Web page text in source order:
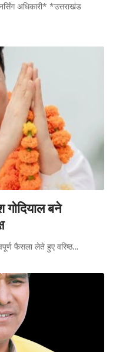
अधिकारी* *उत्तराखंड
बने
फैसला लेते हुए वरिष्ठ…